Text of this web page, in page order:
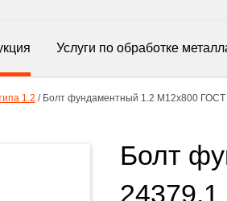
Услуги по обработке
1.2 / Болт фундаментный 1.2 М12х800 ГОСТ
Болт
24379.1